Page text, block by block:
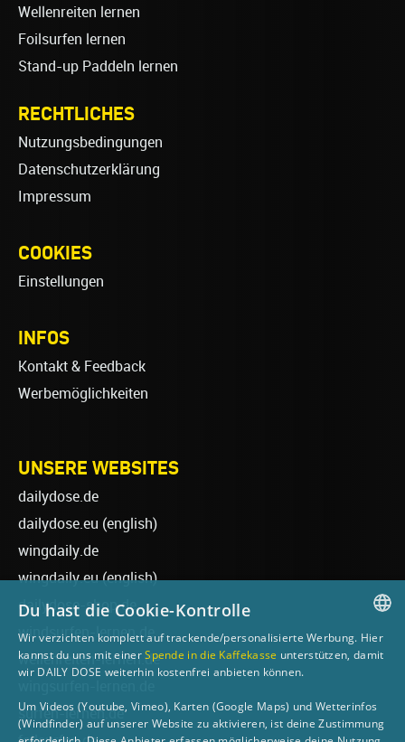
Wellenreiten lernen
Foilsurfen lernen
Stand-up Paddeln lernen
RECHTLICHES
Nutzungsbedingungen
Datenschutzerklärung
Impressum
COOKIES
Einstellungen
INFOS
Kontakt & Feedback
Werbemöglichkeiten
UNSERE WEBSITES
dailydose.de
dailydose.eu (english)
wingdaily.de
wingdaily.eu(english)
dailydose-shop.de
windsurfen-lernen.de
wellenreiten-lernen.de
surfen-lernen.de
GERMAN
Du hast die Cookie-Kontrolle
Wir verzichten komplett auf trackende/personalisierte Werbung. Hier
kannst du uns mit einerSpende in die Kaffekasse unterstützen, damit
wir DAILY DOSE weiterhin kostenfrei anbieten können.
Um Videos (Youtube, Vimeo), Karten (Google Maps) und Wetterinfos
(Windfinder) auf unserer Website zu aktivieren, ist deine Zustimmung